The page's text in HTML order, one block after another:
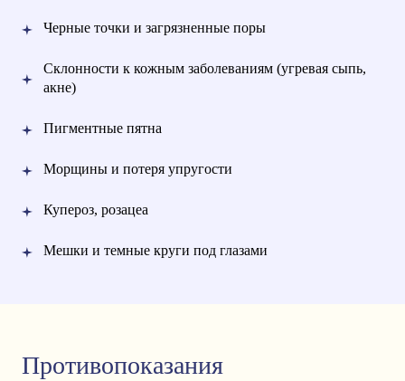
Черные точки и загрязненные поры
Склонности к кожным заболеваниям (угревая сыпь,
акне)
Пигментные пятна
Морщины и потеря упругости
Купероз, розацеа
Мешки и темные круги под глазами
Противопоказания